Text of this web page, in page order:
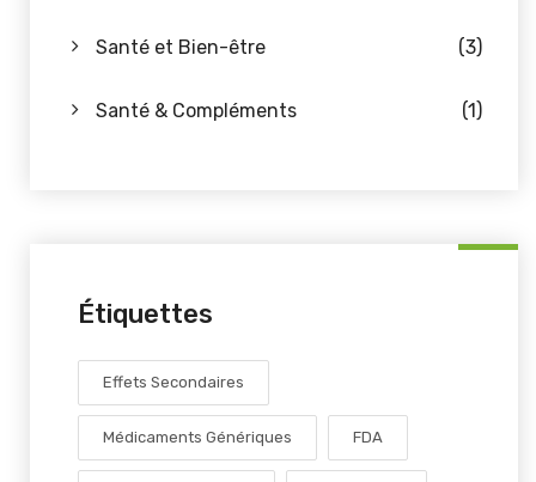
Santé et Bien-être (3)
Santé & Compléments (1)
Étiquettes
Effets Secondaires
Médicaments Génériques FDA